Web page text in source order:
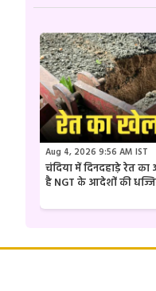
Aug 4, 2026 9:56 AM IST
चंदिया में दिनदहाड़े रेत का
है NGT के आदेशों की